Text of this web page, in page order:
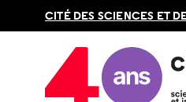
en
CITÉ DES SCIENCES ET